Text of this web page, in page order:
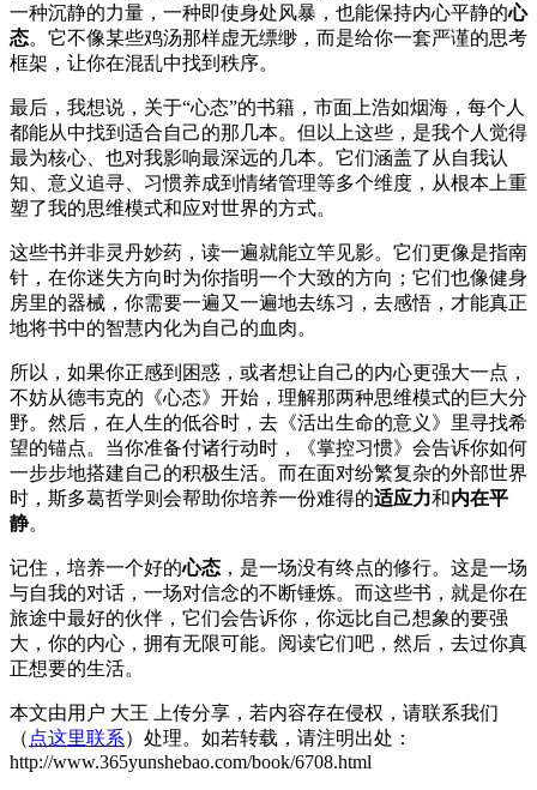
一种沉静的力量，一种即使身处风暴，也能保持内心平静的心
态。它不像某些鸡汤那样虚无缥缈，而是给你一套严谨的思考
框架，让你在混乱中找到秩序。
最后，我想说，关于“心态”的书籍，市面上浩如烟海，每个人
都能从中找到适合自己的那几本。但以上这些，是我个人觉得
最为核心、也对我影响最深远的几本。它们涵盖了从自我认
知、意义追寻、习惯养成到情绪管理等多个维度，从根本上重
塑了我的思维模式和应对世界的方式。
这些书并非灵丹妙药，读一遍就能立竿见影。它们更像是指南
针，在你迷失方向时为你指明一个大致的方向；它们也像健身
房里的器械，你需要一遍又一遍地去练习，去感悟，才能真正
地将书中的智慧内化为自己的血肉。
所以，如果你正感到困惑，或者想让自己的内心更强大一点，
不妨从德韦克的《心态》开始，理解那两种思维模式的巨大分
野。然后，在人生的低谷时，去《活出生命的意义》里寻找希
望的锚点。当你准备付诸行动时，《掌控习惯》会告诉你如何
一步步地搭建自己的积极生活。而在面对纷繁复杂的外部世界
时，斯多葛哲学则会帮助你培养一份难得的适应力和内在平
静。
记住，培养一个好的心态 ，是一场没有终点的修行。这是一场
与自我的对话，一场对信念的不断锤炼。而这些书，就是你在
旅途中最好的伙伴，它们会告诉你，你远比自己想象的要强
大，你的内心，拥有无限可能。阅读它们吧，然后，去过你真
正想要的生活。
本文由用户 大王 上传分享，若内容存在侵权，请联系我们
（ 点这里联系）处理。如若转载，请注明出处：
http://www.365yunshebao.com/book/6708.html